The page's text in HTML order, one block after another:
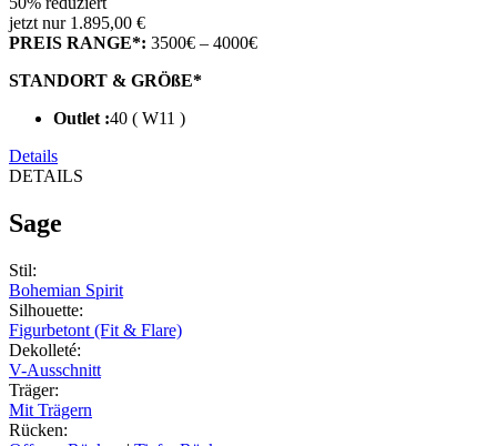
jetzt nur 1.895,00 €
PREIS RANGE*: 3500€ – 4000€
STANDORT & GRÖßE*
Outlet :40 ( W11 )
Details
DETAILS
Sage
Stil:
Bohemian Spirit
Silhouette:
Figurbetont (Fit & Flare)
Dekolleté:
V-Ausschnitt
Träger:
Mit Trägern
Rücken: